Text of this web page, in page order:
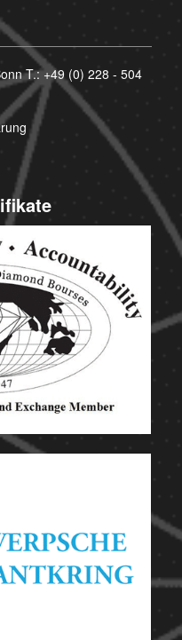
T.:+49 (0) 228 - 504